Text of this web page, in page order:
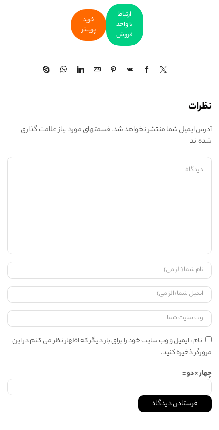
ارتباط
با واحد
فروش
خرید
پرینتر
نظرات
آدرس ایمیل شما منتشر نخواهد شد. قسمتهای مورد نیاز علامت گذاری
شده اند
نام ، ایمیل و وب سایت خود را برای بار دیگر که اظهار نظر می کنم در این
مرورگر ذخیره کنید.
چهار × دو =